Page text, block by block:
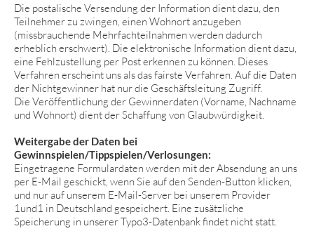
Die postalische Versendung der Information dient dazu, den
Teilnehmer zu zwingen, einen Wohnort anzugeben
(missbrauchende Mehrfachteilnahmen werden dadurch
erheblich erschwert). Die elektronische Information dient dazu,
eine Fehlzustellung per Post erkennen zu können. Dieses
Verfahren erscheint uns als das fairste Verfahren. Auf die Daten
der Nichtgewinner hat nur die Geschäftsleitung Zugriff.
Die Veröffentlichung der Gewinnerdaten (Vorname, Nachname
und Wohnort) dient der Schaffung von Glaubwürdigkeit.
Weitergabe der Daten bei
Gewinnspielen/Tippspielen/Verlosungen:
Eingetragene Formulardaten werden mit der Absendung an uns
per E-Mail geschickt, wenn Sie auf den Senden-Button klicken,
und nur auf unserem E-Mail-Server bei unserem Provider
1und1 in Deutschland gespeichert. Eine zusätzliche
Speicherung in unserer Typo3-Datenbank findet nicht statt.